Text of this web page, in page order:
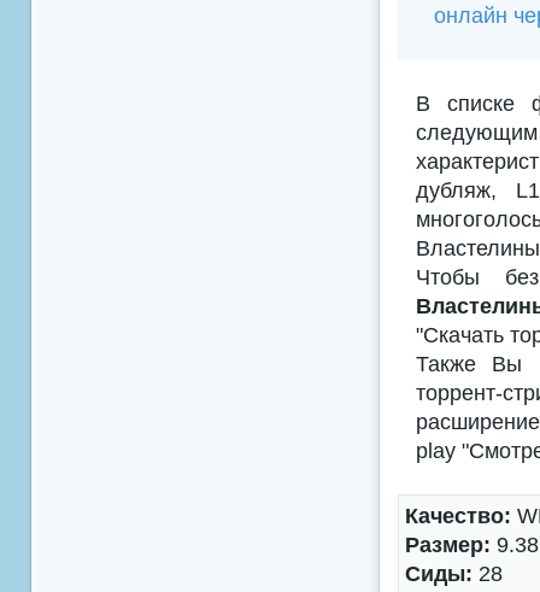
онлайн
В списке
дубляж,
Чтобы
"Скачать
Также Вы
торрент-
play
Качество:
Размер:
Сиды: 28